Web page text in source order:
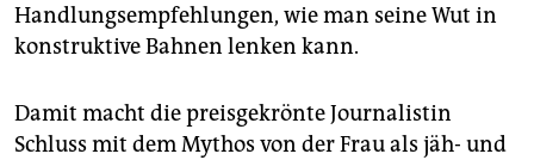
Handlungsempfehlungen, wie man seine Wut in
konstruktive Bahnen lenken kann.
Damit macht die preisgekrönte Journalistin
Schluss mit dem Mythos von der Frau als jäh- und